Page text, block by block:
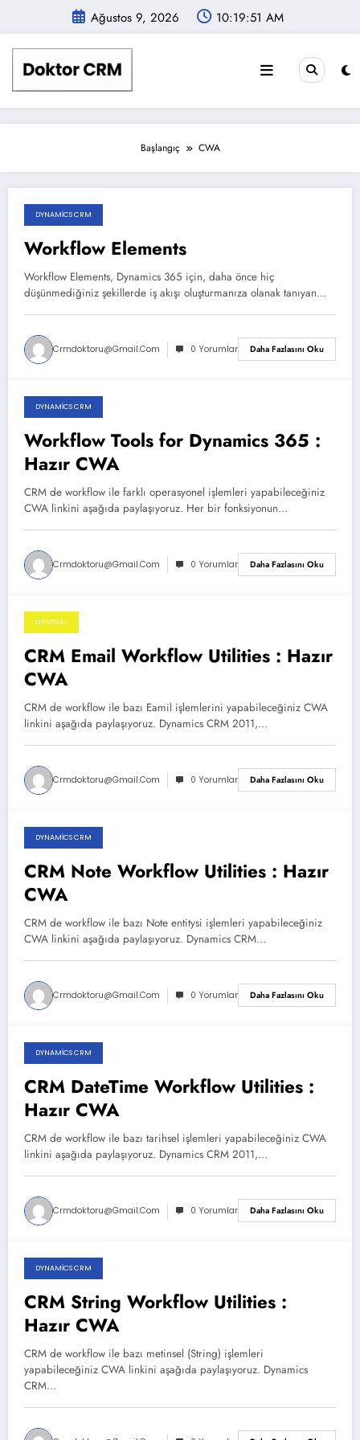
Ağustos 9, 2026 10:19:51 AM
Başlangıç CWA
Haziran 2, 2026
DYNAMICS CRM
Workflow Elements
Workflow Elements, Dynamics 365 için, daha önce hiç
düşünmediğiniz şekillerde iş akışı oluşturmanıza olanak tanıyan…
Crmdoktoru@gmail.com 0 Yorumlar Daha Fazlasını Oku
Aralık 10, 2025
DYNAMICS CRM
Workflow Tools for Dynamics 365 :
Hazır CWA
CRM de workflow ile farklı operasyonel işlemleri yapabileceğiniz
CWA linkini aşağıda paylaşıyoruz. Her bir fonksiyonun…
Crmdoktoru@gmail.com 0 Yorumlar Daha Fazlasını Oku
Aralık 9, 2025
GENERAL
CRM Email Workflow Utilities : Hazır
CWA
CRM de workflow ile bazı Eamil işlemlerini yapabileceğiniz CWA
linkini aşağıda paylaşıyoruz. Dynamics CRM 2011,…
Crmdoktoru@gmail.com 0 Yorumlar Daha Fazlasını Oku
Aralık 8, 2025
DYNAMICS CRM
CRM Note Workflow Utilities : Hazır
CWA
CRM de workflow ile bazı Note entitysi işlemleri yapabileceğiniz
CWA linkini aşağıda paylaşıyoruz. Dynamics CRM…
Crmdoktoru@gmail.com 0 Yorumlar Daha Fazlasını Oku
Aralık 5, 2025
DYNAMICS CRM
CRM DateTime Workflow Utilities :
Hazır CWA
CRM de workflow ile bazı tarihsel işlemleri yapabileceğiniz CWA
linkini aşağıda paylaşıyoruz. Dynamics CRM 2011,…
Crmdoktoru@gmail.com 0 Yorumlar Daha Fazlasını Oku
Aralık 4, 2025
DYNAMICS CRM
CRM String Workflow Utilities :
Hazır CWA
CRM de workflow ile bazı metinsel (String) işlemleri
yapabileceğiniz CWA linkini aşağıda paylaşıyoruz. Dynamics
CRM…